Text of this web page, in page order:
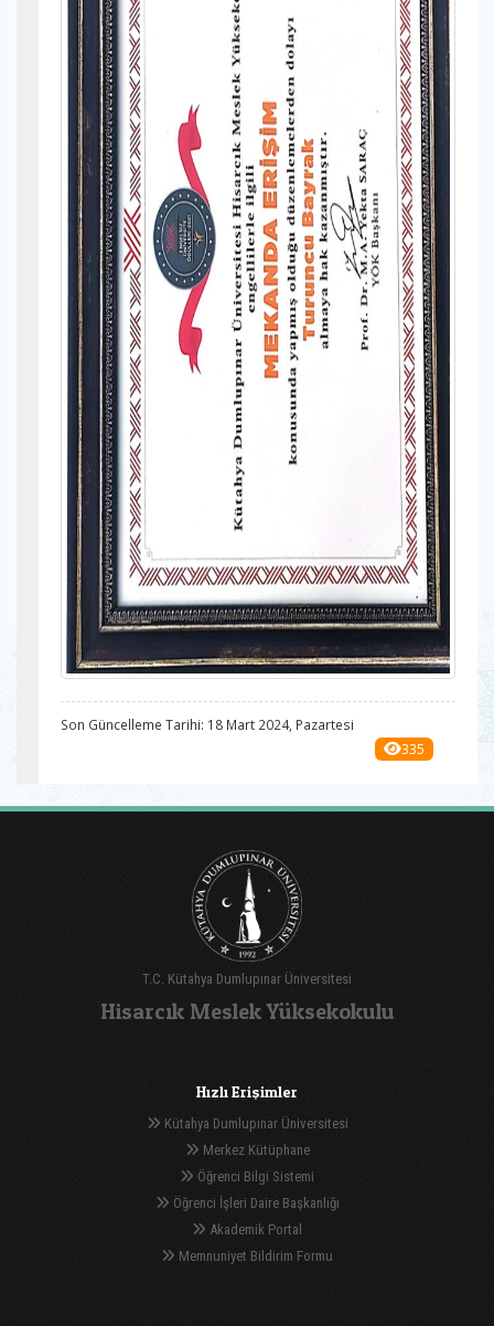
Son Güncelleme Tarihi: 18 Mart 2024, Pazartesi
335
T.C. Kütahya Dumlupınar Üniversitesi
Hisarcık Meslek Yüksekokulu
Hızlı Erişimler
Kütahya Dumlupınar Üniversitesi
Merkez Kütüphane
Öğrenci Bilgi Sistemi
Öğrenci İşleri Daire Başkanlığı
Akademik Portal
Memnuniyet Bildirim Formu